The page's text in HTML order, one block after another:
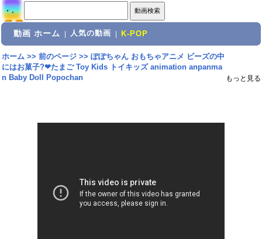
動画 ホーム 人気の動画 K-POP
ホーム>> 前のページ>> ぽぽちゃん おもちゃアニメ ビーズの中
にはお菓子?❤たまご Toy Kids トイキッズ animation anpanma
n Baby Doll Popochan
もっと見る